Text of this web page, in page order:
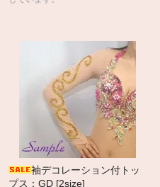
袖デコレーション付トッ
プス：GD [2size]